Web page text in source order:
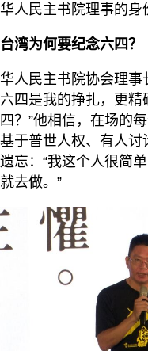
华人民主书院理事的身
台湾为何要纪念六四？
华人民主书院协会理事
六四是我的挣扎，更
四？”他相信，在场的
基于普世人权、有人
遗忘：“我这个人很简
就去做。”